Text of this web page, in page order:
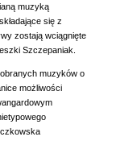
muzyką
się z
zostają wciągnięte
Szczepaniak.
muzyków o
możliwości